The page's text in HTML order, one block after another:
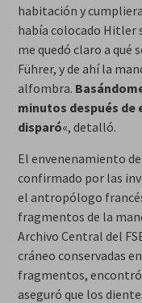
habitación y
había colocado Hitler
me quedó claro a qué
Führer, y de ahí la
alfombra.
minutos después de
disparó«, detalló.
El envenenamiento
confirmado por las
el antropólogo
fragmentos de la
Archivo Central del
cráneo conservadas
fragmentos,
aseguró que los